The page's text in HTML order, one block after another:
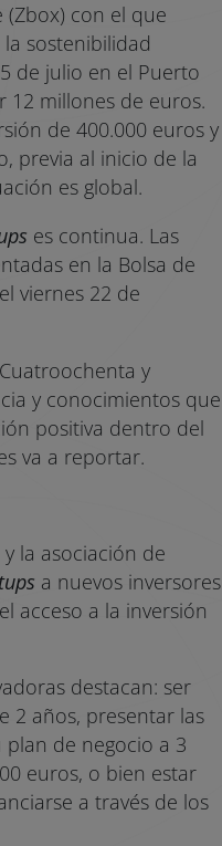
con el que
sostenibilidad
de julio en el Puerto
12 millones de euros.
de 400.000 euros y
previa al inicio de la
es global.
es continua. Las
en la Bolsa de
viernes 22 de
y
y conocimientos que
positiva dentro del
va a reportar.
la asociación de
a nuevos inversores
acceso a la inversión
destacan: ser
2 años, presentar las
de negocio a 3
euros, o bien estar
a través de los